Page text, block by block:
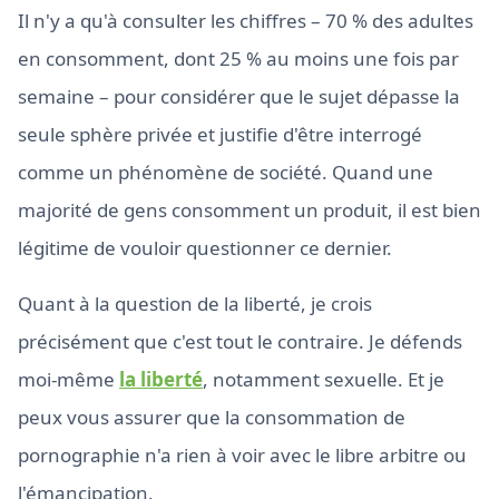
Il n'y a qu'à consulter les chiffres – 70 % des adultes
en consomment, dont 25 % au moins une fois par
semaine – pour considérer que le sujet dépasse la
seule sphère privée et justifie d'être interrogé
comme un phénomène de société. Quand une
majorité de gens consomment un produit, il est bien
légitime de vouloir questionner ce dernier.
Quant à la question de la liberté, je crois
précisément que c'est tout le contraire. Je défends
moi-même la liberté, notamment sexuelle. Et je
peux vous assurer que la consommation de
pornographie n'a rien à voir avec le libre arbitre ou
l'émancipation.